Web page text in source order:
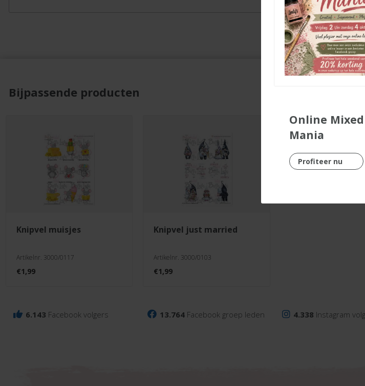
Bijpassende producten
knipvel muisjes
Artikelnr. 3000/0117
€1,99
knipvel just married
Artikelnr. 3000/0103
€1,99
6.143 Facebook volgers 13.764 Facebook groep leden 4.338 Instagram
Online
Mania
Profiteer nu